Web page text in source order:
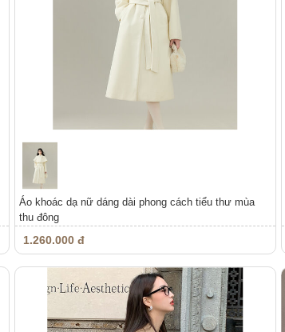
Áo khoác dạ nữ dáng dài phong cách tiểu thư mùa
thu đông
1.260.000 đ